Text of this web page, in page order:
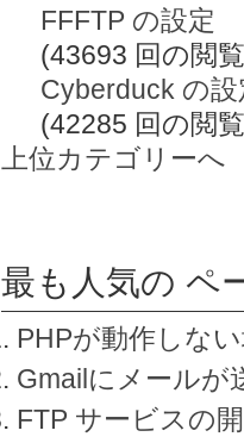
FFFTP の設定
(43693 回の閲
Cyberduck の設
(42285 回の閲
上位カテゴリーへ
最も人気の ペ
PHPが動作しな
Gmailにメールが
FTP サービスの